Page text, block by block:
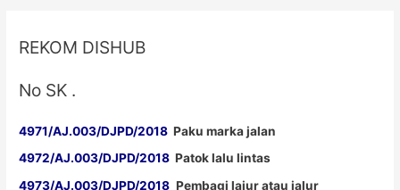
REKOM DISHUB
No SK .
4971/AJ.003/DJPD/2018 Paku marka jalan
4972/AJ.003/DJPD/2018 Patok lalu lintas
4973/AJ.003/DJPD/2018 Pembagi lajur atau jalur